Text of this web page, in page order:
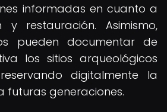
informadas en cuanto a
y restauración. Asimismo,
pueden documentar de
los sitios arqueológicos
digitalmente la
futuras generaciones.